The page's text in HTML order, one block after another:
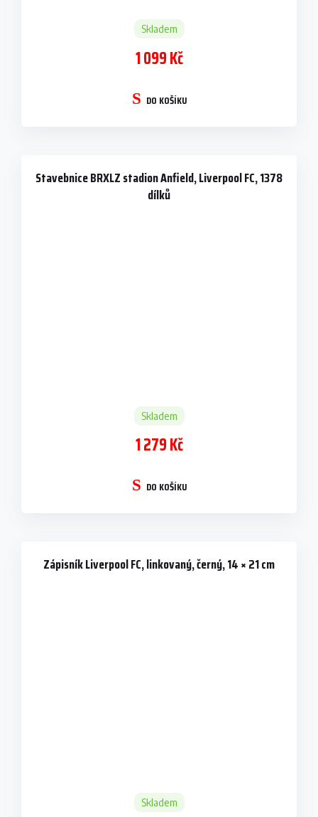
Skladem
1 099 Kč
DO KOŠÍKU
Stavebnice BRXLZ stadion Anfield, Liverpool FC, 1378
dílků
Skladem
1 279 Kč
DO KOŠÍKU
Zápisník Liverpool FC, linkovaný, černý, 14 × 21 cm
Skladem